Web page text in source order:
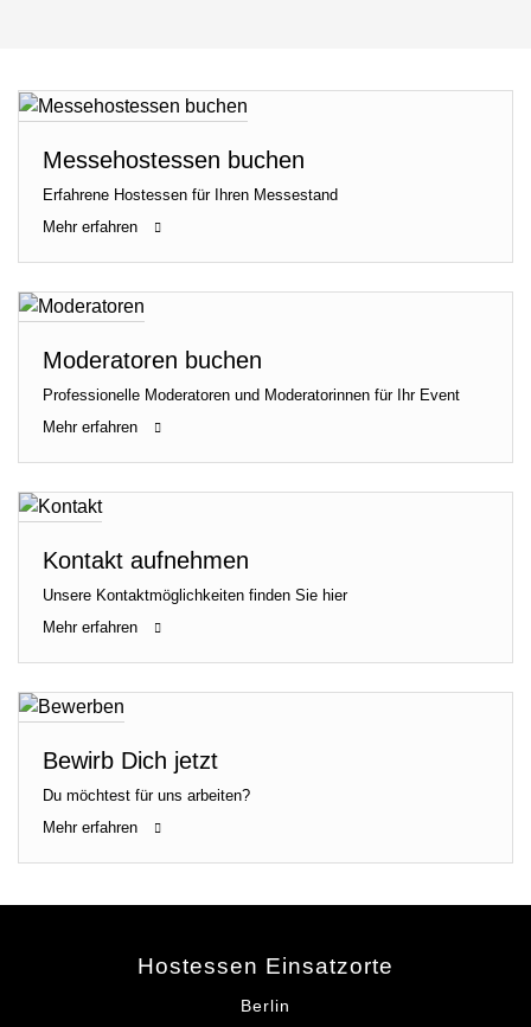
Messehostessen buchen
Erfahrene Hostessen für Ihren Messestand
Mehr erfahren
Moderatoren buchen
Professionelle Moderatoren und Moderatorinnen für Ihr Event
Mehr erfahren
Kontakt aufnehmen
Unsere Kontaktmöglichkeiten finden Sie hier
Mehr erfahren
Bewirb Dich jetzt
Du möchtest für uns arbeiten?
Mehr erfahren
Hostessen Einsatzorte
Berlin